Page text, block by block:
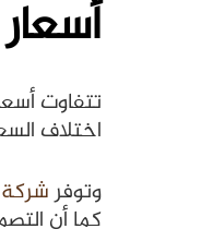
تتفاوت
اختلاف
وتوفرشركة
كما أن